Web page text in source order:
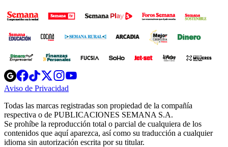
Opens
in
new
Opens
in
new
Opens
in
new
window
Opens
new
windowwindow
Aviso de Privacidad
new
window
Todas las marcas registradas son propiedad de la compañía
respectiva o de PUBLICACIONES SEMANA S.A.
Se prohíbe la reproducción total o parcial de cualquiera de los
contenidos que aquí aparezca, así como su traducción a cualquier
idioma sin autorización escrita por su titular.